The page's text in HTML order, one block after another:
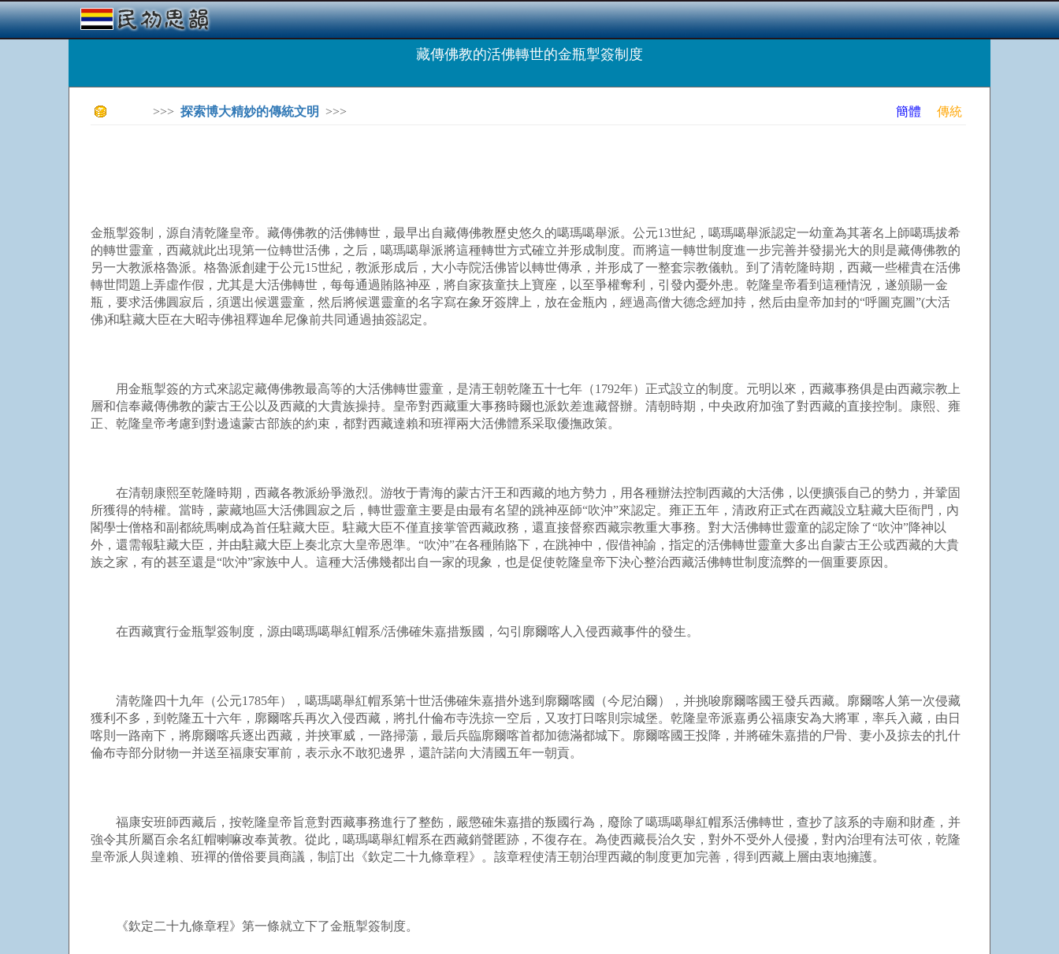
藏傳佛教的活佛轉世的金瓶掣簽制度
>>> 探索博大精妙的傳統文明 >>> 簡體 傳統
金瓶掣簽制，源自清乾隆皇帝。藏傳佛教的活佛轉世，最早出自藏傳佛教歷史悠久的噶瑪噶舉派。公元13世紀，噶瑪噶舉派認定一幼童為其著名上師噶瑪拔希
的轉世靈童，西藏就此出現第一位轉世活佛，之后，噶瑪噶舉派將這種轉世方式確立并形成制度。而將這一轉世制度進一步完善并發揚光大的則是藏傳佛教的
另一大教派格魯派。格魯派創建于公元15世紀，教派形成后，大小寺院活佛皆以轉世傳承，并形成了一整套宗教儀軌。到了清乾隆時期，西藏一些權貴在活佛
轉世問題上弄虛作假，尤其是大活佛轉世，每每通過賄賂神巫，將自家孩童扶上寶座，以至爭權奪利，引發內憂外患。乾隆皇帝看到這種情況，遂頒賜一金
瓶，要求活佛圓寂后，須選出候選靈童，然后將候選靈童的名字寫在象牙簽牌上，放在金瓶內，經過高僧大德念經加持，然后由皇帝加封的“呼圖克圖”(大活
佛)和駐藏大臣在大昭寺佛祖釋迦牟尼像前共同通過抽簽認定。
用金瓶掣簽的方式來認定藏傳佛教最高等的大活佛轉世靈童，是清王朝乾隆五十七年（1792年）正式設立的制度。元明以來，西藏事務俱是由西藏宗教上
層和信奉藏傳佛教的蒙古王公以及西藏的大貴族操持。皇帝對西藏重大事務時爾也派欽差進藏督辦。清朝時期，中央政府加強了對西藏的直接控制。康熙、雍
正、乾隆皇帝考慮到對邊遠蒙古部族的約束，都對西藏達賴和班禪兩大活佛體系采取優撫政策。
在清朝康熙至乾隆時期，西藏各教派紛爭激烈。游牧于青海的蒙古汗王和西藏的地方勢力，用各種辦法控制西藏的大活佛，以便擴張自己的勢力，并鞏固
所獲得的特權。當時，蒙藏地區大活佛圓寂之后，轉世靈童主要是由最有名望的跳神巫師“吹沖”來認定。雍正五年，清政府正式在西藏設立駐藏大臣衙門，內
閣學士僧格和副都統馬喇成為首任駐藏大臣。駐藏大臣不僅直接掌管西藏政務，還直接督察西藏宗教重大事務。對大活佛轉世靈童的認定除了“吹沖”降神以
外，還需報駐藏大臣，并由駐藏大臣上奏北京大皇帝恩準。“吹沖”在各種賄賂下，在跳神中，假借神諭，指定的活佛轉世靈童大多出自蒙古王公或西藏的大貴
族之家，有的甚至還是“吹沖”家族中人。這種大活佛幾都出自一家的現象，也是促使乾隆皇帝下決心整治西藏活佛轉世制度流弊的一個重要原因。
在西藏實行金瓶掣簽制度，源由噶瑪噶舉紅帽系/活佛確朱嘉措叛國，勾引廓爾喀人入侵西藏事件的發生。
清乾隆四十九年（公元1785年），噶瑪噶舉紅帽系第十世活佛確朱嘉措外逃到廓爾喀國（今尼泊爾），并挑唆廓爾喀國王發兵西藏。廓爾喀人第一次侵藏
獲利不多，到乾隆五十六年，廓爾喀兵再次入侵西藏，將扎什倫布寺洗掠一空后，又攻打日喀則宗城堡。乾隆皇帝派嘉勇公福康安為大將軍，率兵入藏，由日
喀則一路南下，將廓爾喀兵逐出西藏，并挾軍威，一路掃蕩，最后兵臨廓爾喀首都加德滿都城下。廓爾喀國王投降，并將確朱嘉措的尸骨、妻小及掠去的扎什
倫布寺部分財物一并送至福康安軍前，表示永不敢犯邊界，還許諾向大清國五年一朝貢。
福康安班師西藏后，按乾隆皇帝旨意對西藏事務進行了整飭，嚴懲確朱嘉措的叛國行為，廢除了噶瑪噶舉紅帽系活佛轉世，查抄了該系的寺廟和財產，并
強令其所屬百余名紅帽喇嘛改奉黃教。從此，噶瑪噶舉紅帽系在西藏銷聲匿跡，不復存在。為使西藏長治久安，對外不受外人侵擾，對內治理有法可依，乾隆
皇帝派人與達賴、班禪的僧俗要員商議，制訂出《欽定二十九條章程》。該章程使清王朝治理西藏的制度更加完善，得到西藏上層由衷地擁護。
《欽定二十九條章程》第一條就立下了金瓶掣簽制度。